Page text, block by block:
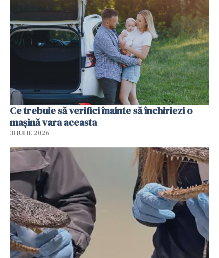
Ce trebuie să verifici înainte să închiriezi o
mașină vara aceasta
31 IULIE 2026